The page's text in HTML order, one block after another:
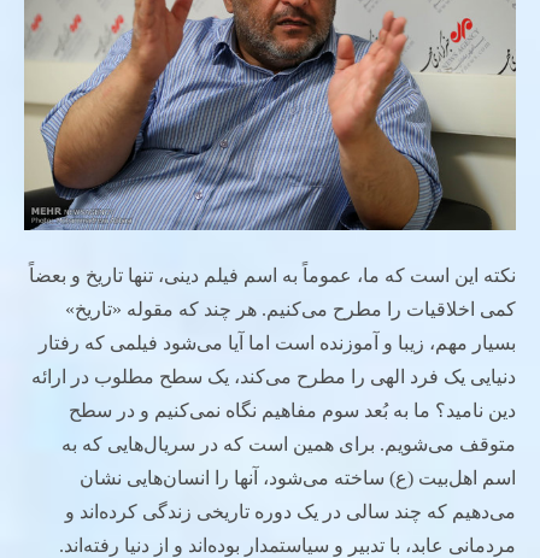
نکته این است که ما، عموماً به اسم فیلم دینی، تنها تاریخ و بعضاً
کمی اخلاقیات را مطرح می‌کنیم. هر چند که مقوله «تاریخ»
بسیار مهم، زیبا و آموزنده است اما آیا می‌شود فیلمی که رفتار
دنیایی یک فرد الهی را مطرح می‌کند، یک سطح مطلوب در ارائه
دین نامید؟ ما به بُعد سوم مفاهیم نگاه نمی‌کنیم و در سطح
متوقف می‌شویم. برای همین است که در سریال‌هایی که به
اسم اهل‌بیت (ع) ساخته می‌شود، آنها را انسان‌هایی نشان
می‌دهیم که چند سالی در یک دوره تاریخی زندگی کرده‌اند و
مردمانی عابد، با تدبیر و سیاستمدار بوده‌اند و از دنیا رفته‌اند.